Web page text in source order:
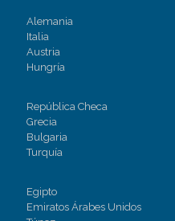
Alemania
Italia
Austria
Hungría
República Checa
Grecia
Bulgaria
Turquía
Egipto
Emiratos Árabes Unidos